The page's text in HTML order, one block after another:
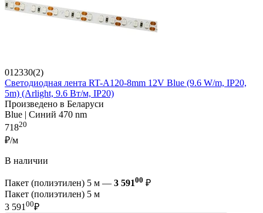
012330(2)
Светодиодная лента RT-A120-8mm 12V Blue (9.6 W/m, IP20,
5m) (Arlight, 9.6 Вт/м, IP20)
Произведено в Беларуси
Blue | Синий 470 nm
71820
₽/м
В наличии
Пакет (полиэтилен) 5 м — 3 59100 ₽
Пакет (полиэтилен) 5 м
3 591 00₽